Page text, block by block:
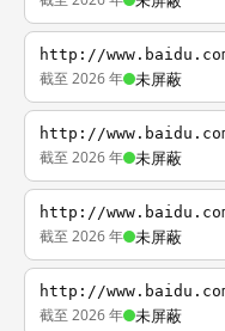
http://
截至 2026 年 未屏蔽
http://
截至 2026 年 未屏蔽
http://
截至 2026 年 未屏蔽
http://
截至 2026 年 未屏蔽